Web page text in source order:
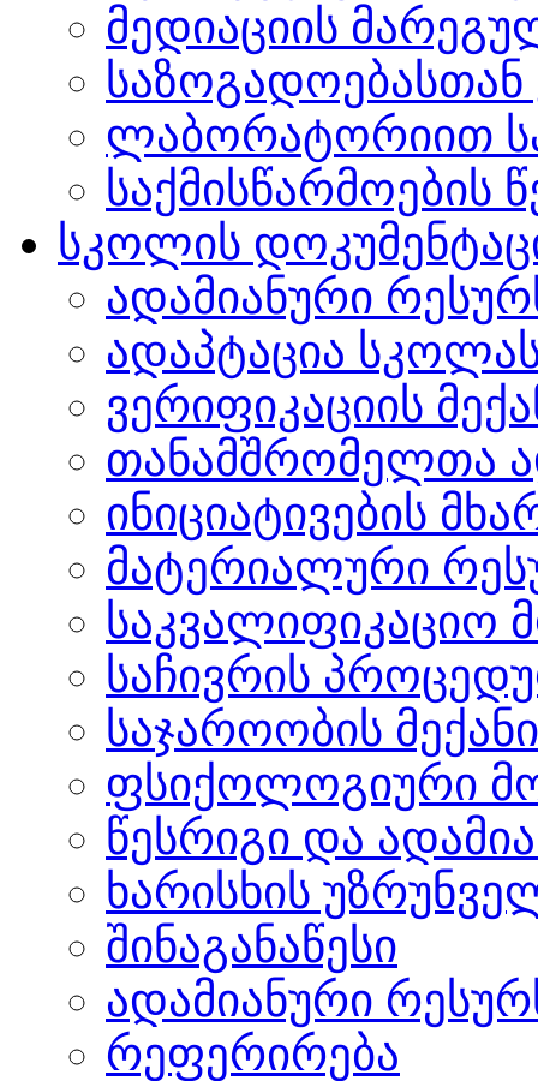
მედიაციის
საზოგადოებასთან
ლაბორატორიით
საქმისწარმოების
სკოლის
ადამიანური
ადაპტაცია
ვერიფიკაციის
თანამშრომელთა
ინიციატივების
მატერიალური
საკვალიფიკაციო
საჩივრის
საჯაროობის
ფსიქოლოგიური
წესრიგი და
ხარისხის
შინაგანაწესი
ადამიანური
რეფერირება